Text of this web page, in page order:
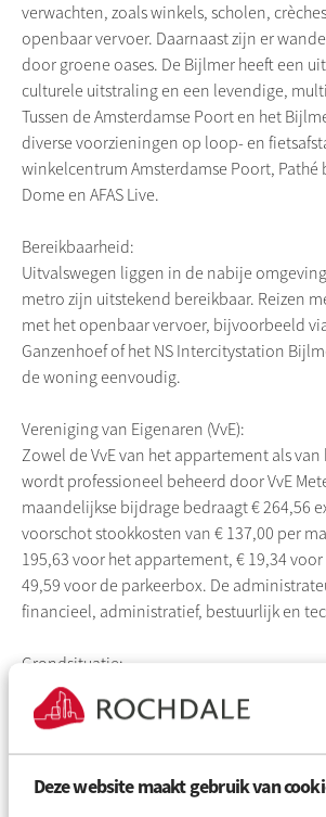
Deze website maakt gebruik van
verwachten, zoals winkels, scholen,
openbaar vervoer. Daarnaast zijn er
door groene oases. De Bijlmer heeft een
culturele uitstraling en een levendige,
Tussen de Amsterdamse Poort en het
diverse voorzieningen op loop- en
winkelcentrum Amsterdamse Poort, Pathé
Dome en AFAS Live.
Bereikbaarheid:
Uitvalswegen liggen in de nabije
metro zijn uitstekend bereikbaar. Reizen
met het openbaar vervoer, bijvoorbeeld
Ganzenhoef of het NS Intercitystation
de woning eenvoudig.
Vereniging van Eigenaren (VvE):
Zowel de VvE van het appartement als
wordt professioneel beheerd door VvE
maandelijkse bijdrage bedraagt € 264,56
voorschot stookkosten van € 137,00 per
195,63 voor het appartement, € 19,34
49,59 voor de parkeerbox. De
financieel, administratief, bestuurlijk en
Grondsituatie:
De woning is gelegen op gemeentelijke
erfpacht is vooruitbetaald tot en met 31